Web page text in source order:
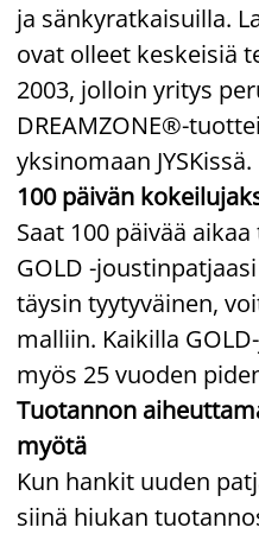
ja sänkyratkaisuilla.
ovat olleet keskeisiä
2003, jolloin yritys
DREAMZONE®-
yksinomaan JYSKissä.
100 päivän
Saat 100 päivää
GOLD -
täysin tyytyväinen,
malliin. Kaikilla
myös 25 vuoden
Tuotannon
myötä
Kun hankit uuden
siinä hiukan